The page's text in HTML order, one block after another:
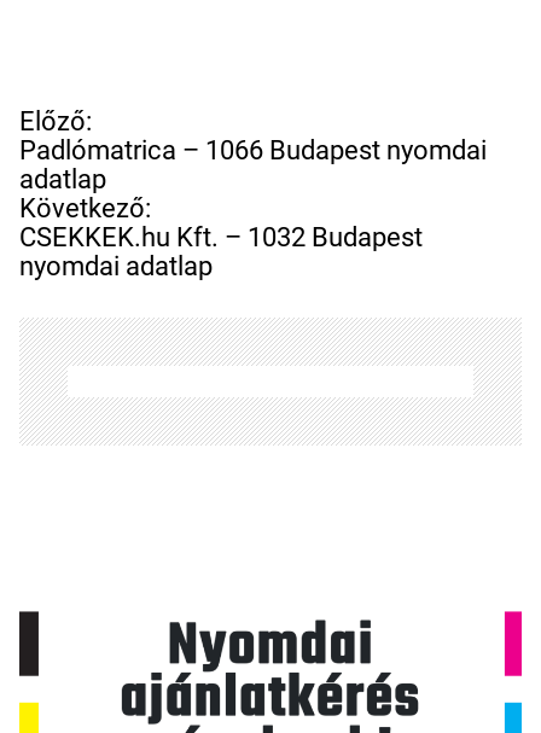
B
e
j
e
g
y
z
é
s
n
a
v
ó
Előző:
Padlómatrica – 1066 Budapest nyomdai
adatlap
Következő:
CSEKKEK.hu Kft. – 1032 Budapest
nyomdai adatlap